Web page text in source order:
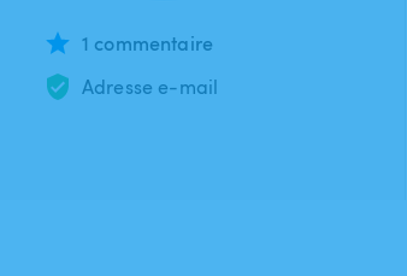
1 commentaire
Adresse e-mail